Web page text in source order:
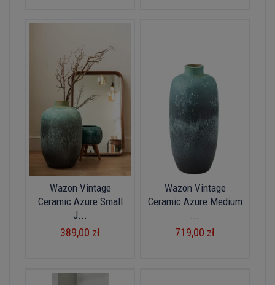
Wazon Vintage
Ceramic Azure Small
J...
389,00 zł
Wazon Vintage
Ceramic Azure Medium
...
719,00 zł